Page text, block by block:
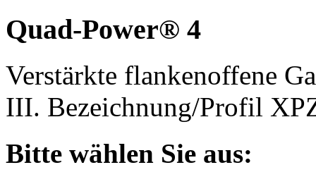
Quad-Power® 4
Verstärkte flankenoffene
III. Bezeichnung/Profil
Bitte wählen Sie aus: